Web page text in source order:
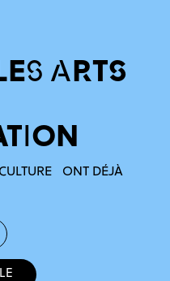
ARTS
ONT DÉJÀ